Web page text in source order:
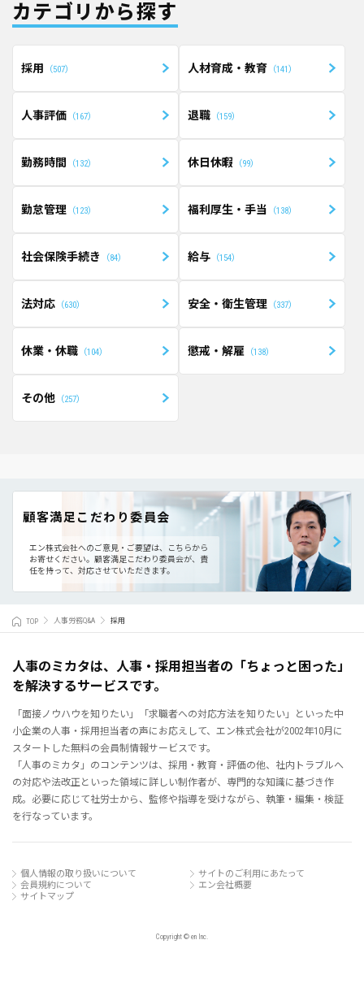
カテゴリから探す
採用 507 人材育成・教育 141
人事評価 167 退職 159
勤務時間 132 休日休暇 99
勤怠管理 123 福利厚生・手当 138
社会保険手続き 84 給与 154
法対応 630 安全・衛生管理 337
休業・休職 104 懲戒・解雇 138
その他 257
顧客満足こだわり委員会
エン株式会社へのご意見・ご要望は、こちらから
お寄せください。 顧客満足こだわり委員会が、責
任を持って、対応させていただきます。
TOP 人事労務Q&A 採用
人事のミカタは、人事・採用担当者の「ちょっと困った」
を解決するサービスです。
「面接ノウハウを知りたい」「求職者への対応方法を知りたい」といった中
小企業の人事・採用担当者の声にお応えして、エン株式会社が2002年10月に
スタートした無料の会員制情報サービスです。
「人事のミカタ」のコンテンツは、採用・教育・評価の他、社内トラブルへ
の対応や法改正といった領域に詳しい制作者が、専門的な知識に基づき作
成。必要に応じて社労士から、監修や指導を受けながら、執筆・編集・検証
を行なっています。
個人情報の取り扱いについて
サイトのご利用にあたって
会員規約について
エン会社概要
サイトマップ
Copyright © en Inc.